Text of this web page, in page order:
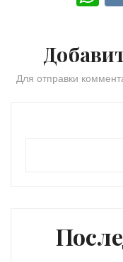
h
ts
A
Для отправки